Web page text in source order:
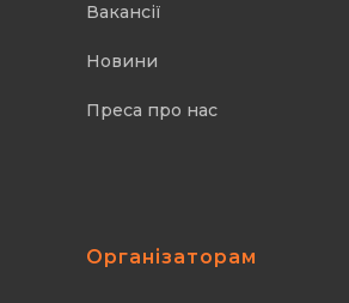
Вакансії
Новини
Преса про нас
Організаторам